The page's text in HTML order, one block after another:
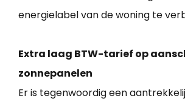
energielabel van de woning te
Extra laag BTW-tarief op
zonnepanelen
Er is tegenwoordig een